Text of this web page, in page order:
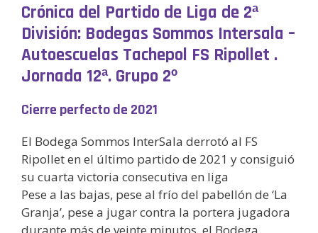
Crónica del Partido de Liga de 2ª
División: Bodegas Sommos Intersala –
Autoescuelas Tachepol FS Ripollet .
Jornada 12ª. Grupo 2º
Cierre perfecto de 2021
El Bodega Sommos InterSala derrotó al FS
Ripollet en el último partido de 2021 y consiguió
su cuarta victoria consecutiva en liga
Pese a las bajas, pese al frío del pabellón de ‘La
Granja’, pese a jugar contra la portera jugadora
durante más de veinte minutos, el Bodega